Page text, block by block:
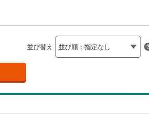
並び替え
岡山 広島 山口
高知
長崎
鴻巣市(23)
東武日光線(5)
東武越生線(0
24時間有人管理（0）
保存した条件を見る